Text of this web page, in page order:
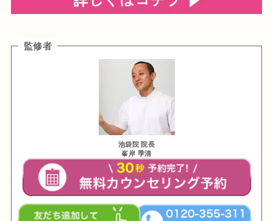
監修者
池袋院 院長
峯岸 季清